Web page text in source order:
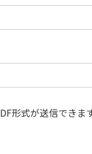
形式が送信できま